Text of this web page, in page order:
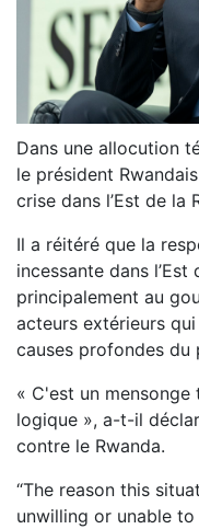
Dans une allocution
le président
crise dans l’Est de la
Il a réitéré que la
incessante dans
principalement au
acteurs extérieurs
causes profondes du
« C'est un
logique », a-t-il
contre le Rwanda.
“The reason this
unwilling or unable